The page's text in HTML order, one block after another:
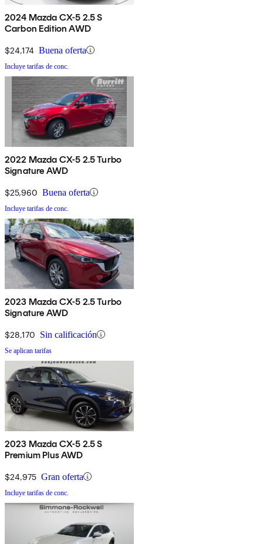
2024 Mazda CX-5 2.5 S
Carbon Edition AWD
$24,174 Buena oferta
Incluye tarifas de conc.
2022 Mazda CX-5 2.5 Turbo
Signature AWD
$25,960 Buena oferta
Incluye tarifas de conc.
2023 Mazda CX-5 2.5 Turbo
Signature AWD
$28,170 Sin calificación
Se aplican tarifas
2023 Mazda CX-5 2.5 S
Premium Plus AWD
$24,975 Gran oferta
Incluye tarifas de conc.